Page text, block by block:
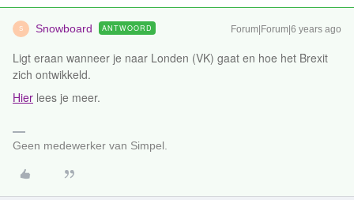
S Snowboard ANTWOORD Forum|Forum|6 years ago
Ligt eraan wanneer je naar Londen (VK) gaat en hoe het Brexit
zich ontwikkeld.
Hier lees je meer.
Geen medewerker van Simpel.